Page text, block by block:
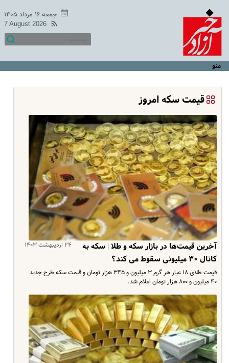
جمعه ۱۶ مرداد ۱۴۰۵
7 August 2026
منو
قیمت سکه امروز
۲۴ اردیبهشت ۱۴۰۳
آخرین قیمت‌ها در بازار سکه و طلا | سکه به
کانال ۳۰ میلیونی سقوط می کند؟
قیمت طلای ۱۸ عیار هر گرم ۳ میلیون و ۳۴۵ هزار تومان و قیمت سکه طرح جدید
۴۰ میلیون و ۸۰۰ هزار تومان اعلام شد.